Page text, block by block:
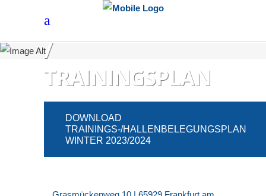
/
TRAININGSPLAN
DOWNLOAD
TRAININGS-/HALLENBELEGUNGSPLAN
WINTER 2023/2024